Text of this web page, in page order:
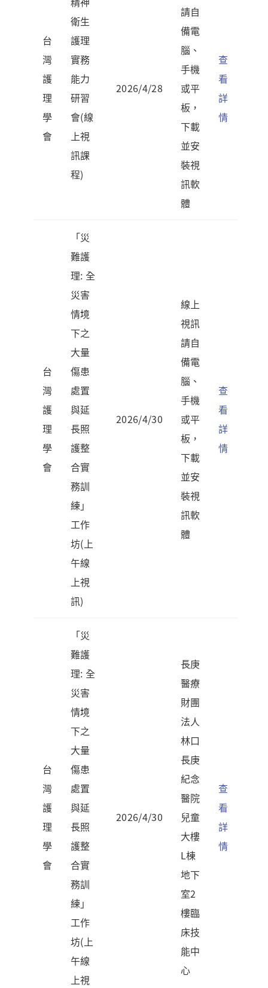
台
灣
護
理
學
會
衛生
護理
實務
能力
研習
會(線
上視
訊課
程)
2026/4/28
請自
備電
腦、
手機
或平
板，
下載
並安
裝視
訊軟
體
查
看
詳
情
台
灣
護
理
學
會
「災
難護
理: 全
災害
情境
下之
大量
傷患
處置
與延
長照
護整
合實
務訓
練」
工作
坊(上
午線
上視
訊)
2026/4/30
線上
視訊
請自
備電
腦、
手機
或平
板，
下載
並安
裝視
訊軟
體
查
看
詳
情
台
灣
護
理
學
會
「災
難護
理: 全
災害
情境
下之
大量
傷患
處置
與延
長照
護整
合實
務訓
練」
工作
坊(上
午線
上視
2026/4/30
長庚
醫療
財團
法人
林口
長庚
紀念
醫院
兒童
大樓
L棟
地下
室2
樓臨
床技
能中
心
查
看
詳
情